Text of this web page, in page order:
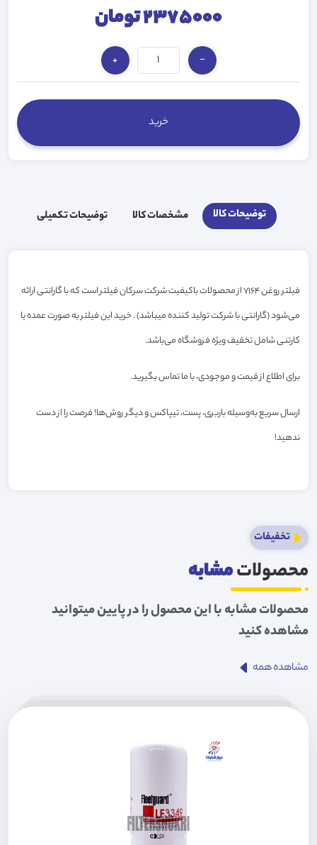
2375000 تومان
−
+
توضیحات کالا مشخصات کالا توضیحات تکمیلی
فیلتر روغن 7164 از محصولات باکیفیت شرکت سرکان فیلتر است که با گارانتی ارائه
می‌شود (گارانتی با شرکت تولید کننده میباشد) . خرید این فیلتر به صورت عمده یا
کارتنی شامل تخفیف ویژه فروشگاه می‌باشد.
برای اطلاع از قیمت و موجودی، با ما تماس بگیرید.
ارسال سریع به‌وسیله باربری، پست، تیپاکس و دیگر روش‌ها! فرصت را از دست
ندهید!
تخفیفات
محصولاتمشابه
محصولات مشابه با این محصول را در پایین میتوانید
مشاهده کنید
مشاهده همه